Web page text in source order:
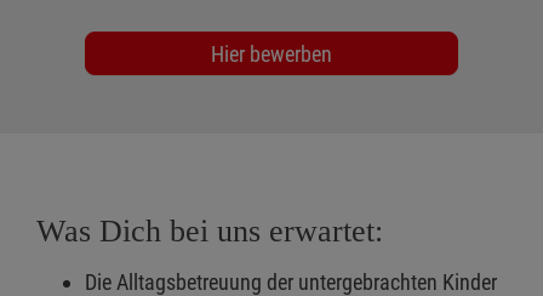
Hier bewerben
Was Dich bei uns erwartet:
Die Alltagsbetreuung der untergebrachten Kinder